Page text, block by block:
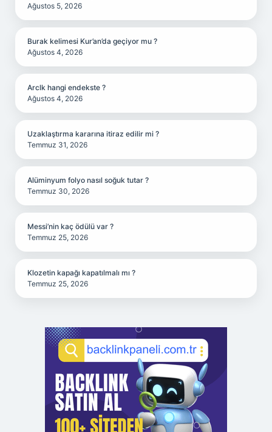
Ağustos 5, 2026
Burak kelimesi Kur’an’da geçiyor mu ?
Ağustos 4, 2026
Arclk hangi endekste ?
Ağustos 4, 2026
Uzaklaştırma kararına itiraz edilir mi ?
Temmuz 31, 2026
Alüminyum folyo nasıl soğuk tutar ?
Temmuz 30, 2026
Messi’nin kaç ödülü var ?
Temmuz 25, 2026
Klozetin kapağı kapatılmalı mı ?
Temmuz 25, 2026